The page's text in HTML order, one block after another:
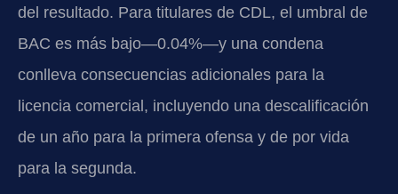
del resultado. Para titulares de CDL, el umbral de
BAC es más bajo—0.04%—y una condena
conlleva consecuencias adicionales para la
licencia comercial, incluyendo una descalificación
de un año para la primera ofensa y de por vida
para la segunda.